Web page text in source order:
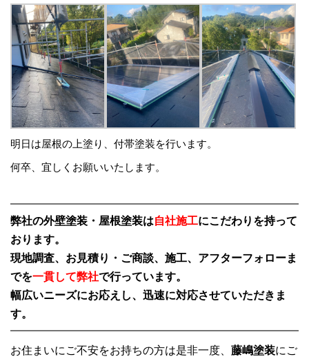
明日は屋根の上塗り、付帯塗装を行います。
何卒、宜しくお願いいたします。
弊社の外壁塗装・屋根塗装は自社施工にこだわりを持って
おります。
現地調査、お見積り・ご商談、施工、アフターフォローま
でを一貫して弊社で行っています。
幅広いニーズにお応えし、迅速に対応させていただきま
す。
お住まいにご不安をお持ちの方は是非一度、 藤嶋塗装にご